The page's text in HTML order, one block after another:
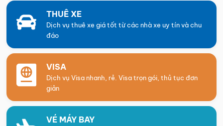
THUÊ XE
Dịch vụ thuê xe giá tốt từ các nhà xe uy tín và chu
đáo
VISA
Dịch vụ Visa nhanh, rẻ. Visa trọn gói, thủ tục đơn
giản
VÉ MÁY BAY